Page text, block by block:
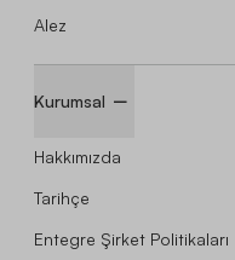
Alez
Kurumsal
Hakkımızda
Tarihçe
Entegre Şirket Politikaları